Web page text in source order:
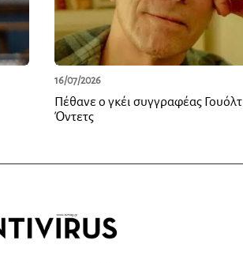
16/07/2026
Πέθανε ο γκέι συγγραφέας Γουόλτ
Όντετς